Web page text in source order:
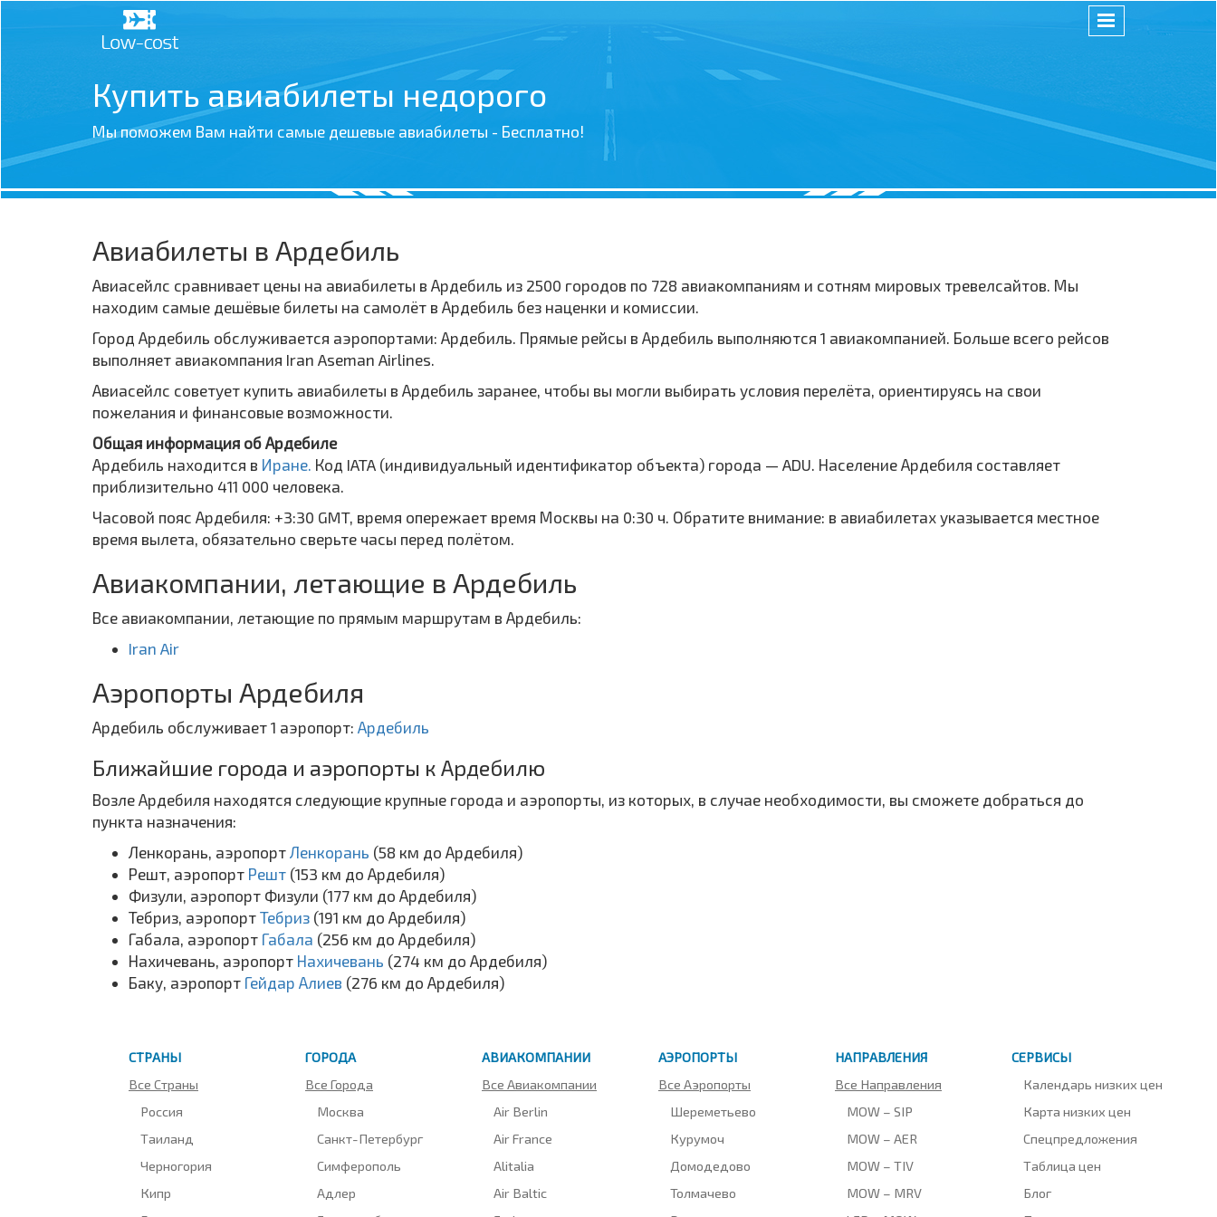
Купить авиабилеты недорого
Мы поможем Вам найти самые дешевые авиабилеты - Бесплатно!
Авиабилеты в Ардебиль
Авиасейлс сравнивает цены на авиабилеты в Ардебиль из 2500 городов по 728 авиакомпаниям и сотням мировых тревелсайтов. Мы
находим самые дешёвые билеты на самолёт в Ардебиль без наценки и комиссии.
Город Ардебиль обслуживается аэропортами: Ардебиль. Прямые рейсы в Ардебиль выполняются 1 авиакомпанией. Больше всего рейсов
выполняет авиакомпания Iran Aseman Airlines.
Авиасейлс советует купить авиабилеты в Ардебиль заранее, чтобы вы могли выбирать условия перелёта, ориентируясь на свои
пожелания и финансовые возможности.
Общая информация об Ардебиле
Ардебиль находится в Иране. Код IATA (индивидуальный идентификатор объекта) города — ADU. Население Ардебиля составляет
приблизительно 411 000 человека.
Часовой пояс Ардебиля: +3:30 GMT, время опережает время Москвы на 0:30 ч. Обратите внимание: в авиабилетах указывается местное
время вылета, обязательно сверьте часы перед полётом.
Авиакомпании, летающие в Ардебиль
Все авиакомпании, летающие по прямым маршрутам в Ардебиль:
Iran Air
Аэропорты Ардебиля
Ардебиль обслуживает 1 аэропорт: Ардебиль
Ближайшие города и аэропорты к Ардебилю
Возле Ардебиля находятся следующие крупные города и аэропорты, из которых, в случае необходимости, вы сможете добраться до
пункта назначения:
Ленкорань, аэропорт Ленкорань (58 км до Ардебиля)
Решт, аэропорт Решт (153 км до Ардебиля)
Физули, аэропорт Физули (177 км до Ардебиля)
Тебриз, аэропорт Тебриз (191 км до Ардебиля)
Габала, аэропорт Габала (256 км до Ардебиля)
Нахичевань, аэропорт Нахичевань (274 км до Ардебиля)
Баку, аэропорт Гейдар Алиев (276 км до Ардебиля)
СТРАНЫ
Все Страны
Россия
Таиланд
Черногория
Кипр
ГОРОДА
Все Города
Москва
Санкт-Петербург
Симферополь
Адлер
АВИАКОМПАНИИ
Все Авиакомпании
Air Berlin
Air France
Alitalia
Air Baltic
АЭРОПОРТЫ
Все Аэропорты
Шереметьево
Курумоч
Домодедово
Толмачево
НАПРАВЛЕНИЯ
Все Направления
MOW – SIP
MOW – AER
MOW – TIV
MOW – MRV
СЕРВИСЫ
Календарь низких цен
Карта низких цен
Спецпредложения
Таблица цен
Блог